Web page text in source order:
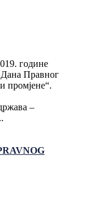
године
Правног
промјене“.
–